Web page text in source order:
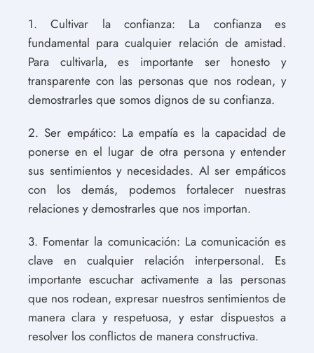
1. Cultivar la confianza: La confianza es
fundamental para cualquier relación de amistad.
Para cultivarla, es importante ser honesto y
transparente con las personas que nos rodean, y
demostrarles que somos dignos de su confianza.
2. Ser empático: La empatía es la capacidad de
ponerse en el lugar de otra persona y entender
sus sentimientos y necesidades. Al ser empáticos
con los demás, podemos fortalecer nuestras
relaciones y demostrarles que nos importan.
3. Fomentar la comunicación: La comunicación es
clave en cualquier relación interpersonal. Es
importante escuchar activamente a las personas
que nos rodean, expresar nuestros sentimientos de
manera clara y respetuosa, y estar dispuestos a
resolver los conflictos de manera constructiva.